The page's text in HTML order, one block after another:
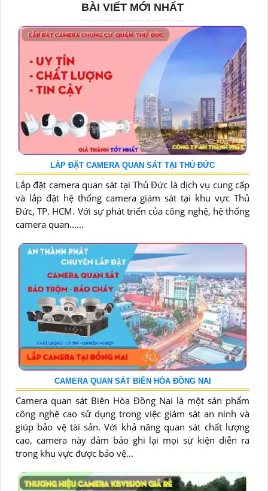
BÀI VIẾT MỚI NHẤT
LẮP ĐẶT CAMERA QUAN SÁT TẠI THỦ ĐỨC
Lắp đặt camera quan sát tại Thủ Đức là dịch vụ cung cấp
và lắp đặt hệ thống camera giám sát tại khu vực Thủ
Đức, TP. HCM. Với sự phát triển của công nghệ, hệ thống
camera quan......
CAMERA QUAN SÁT BIÊN HÒA ĐỒNG NAI
Camera quan sát Biên Hòa Đồng Nai là một sản phẩm
công nghệ cao sử dụng trong việc giám sát an ninh và
giúp bảo vệ tài sản. Với khả năng quan sát chất lượng
cao, camera này đảm bảo ghi lại mọi sự kiện diễn ra
trong khu vực được bảo vệ...